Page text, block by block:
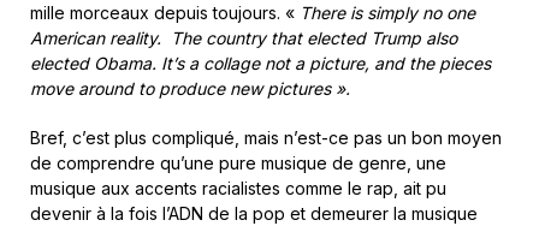
mille morceaux depuis toujours. « There is simply no one
American reality. The country that elected Trump also
elected Obama. It’s a collage not a picture, and the pieces
move around to produce new pictures ».
Bref, c’est plus compliqué, mais n’est-ce pas un bon moyen
de comprendre qu’une pure musique de genre, une
musique aux accents racialistes comme le rap, ait pu
devenir à la fois l’ADN de la pop et demeurer la musique